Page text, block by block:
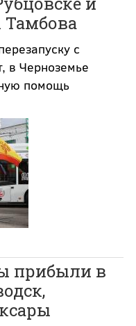
Тамбова
с
в Черноземье
помощь
прибыли в